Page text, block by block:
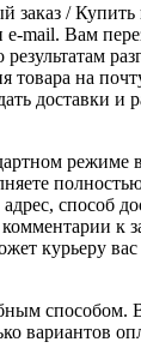
заказ / Купить
mail. Вам
товара на
доставки и
режиме
способ
к
курьеру
способом.
вариантов